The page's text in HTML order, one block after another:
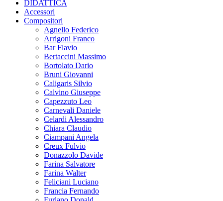
DIDATTICA
Accessori
Compositori
Agnello Federico
Arrigoni Franco
Bar Flavio
Bertaccini Massimo
Bortolato Dario
Bruni Giovanni
Caligaris Silvio
Calvino Giuseppe
Capezzuto Leo
Carnevali Daniele
Celardi Alessandro
Chiara Claudio
Ciampani Angela
Creux Fulvio
Donazzolo Davide
Farina Salvatore
Farina Walter
Feliciani Luciano
Francia Fernando